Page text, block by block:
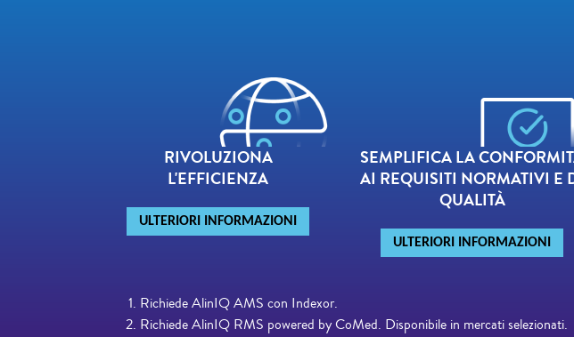
RIVOLUZIONA
L'EFFICIENZA
ULTERIORI INFORMAZIONI
SEMPLIFICA LA
AI REQUISITI NORMATIVI E
QUALITÀ
ULTERIORI INFORMAZIONI
Richiede AlinIQ AMS con Indexor.
Richiede AlinIQ RMS powered by CoMed. Disponibile in mercati selezionati.